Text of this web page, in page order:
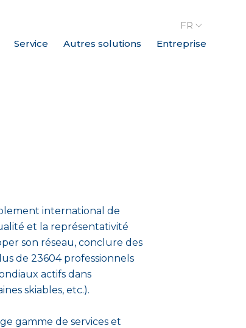
Service Autres solutions Entreprise
FR
international de
et la représentativité
son réseau, conclure des
de 23604 professionnels
actifs dans
skiables, etc.).
gamme de services et